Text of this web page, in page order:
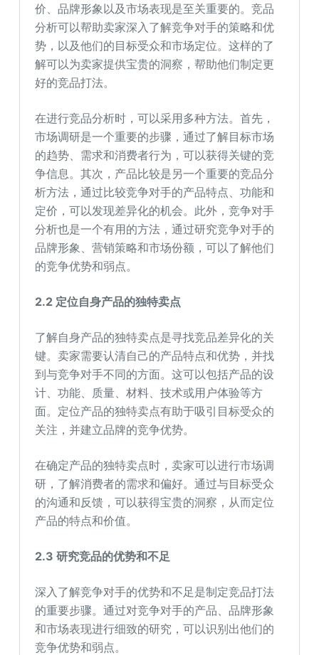
价、品牌形象以及市场表现是至关重要的。竞品
分析可以帮助卖家深入了解竞争对手的策略和优
势，以及他们的目标受众和市场定位。这样的了
解可以为卖家提供宝贵的洞察，帮助他们制定更
好的竞品打法。
在进行竞品分析时，可以采用多种方法。首先，
市场调研是一个重要的步骤，通过了解目标市场
的趋势、需求和消费者行为，可以获得关键的竞
争信息。其次，产品比较是另一个重要的竞品分
析方法，通过比较竞争对手的产品特点、功能和
定价，可以发现差异化的机会。此外，竞争对手
分析也是一个有用的方法，通过研究竞争对手的
品牌形象、营销策略和市场份额，可以了解他们
的竞争优势和弱点。
2.2 定位自身产品的独特卖点
了解自身产品的独特卖点是寻找竞品差异化的关
键。卖家需要认清自己的产品特点和优势，并找
到与竞争对手不同的方面。这可以包括产品的设
计、功能、质量、材料、技术或用户体验等方
面。定位产品的独特卖点有助于吸引目标受众的
关注，并建立品牌的竞争优势。
在确定产品的独特卖点时，卖家可以进行市场调
研，了解消费者的需求和偏好。通过与目标受众
的沟通和反馈，可以获得宝贵的洞察，从而定位
产品的特点和价值。
2.3研究竞品的优势和不足
深入了解竞争对手的优势和不足是制定竞品打法
的重要步骤。通过对竞争对手的产品、品牌形象
和市场表现进行细致的研究，可以识别出他们的
竞争优势和弱点。